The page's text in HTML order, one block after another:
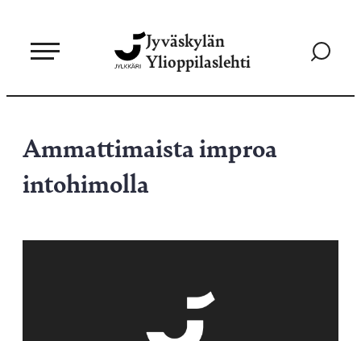
sisältöön
Jyväskylän
Ylioppilaslehti
Siirry
Ammattimaista improa
intohimolla